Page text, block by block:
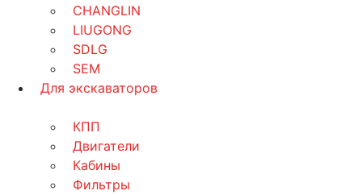
CHANGLIN
LIUGONG
SDLG
SEM
Для экскаваторов
КПП
Двигатели
Кабины
Фильтры